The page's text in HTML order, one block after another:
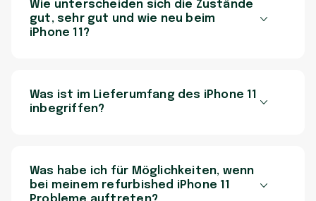
Wie unterscheiden sich die Zustände
gut, sehr gut und wie neu beim
iPhone 11?
Was ist im Lieferumfang des iPhone 11
inbegriffen?
Was habe ich für Möglichkeiten, wenn
bei meinem refurbished iPhone 11